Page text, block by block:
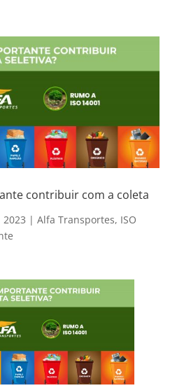
contribuir com a coleta
2023 | Alfa Transportes, ISO